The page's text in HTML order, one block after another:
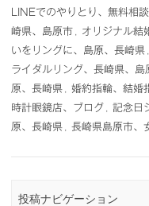
LINEでのやりとり、無料相談
崎県、島原市
オリジナル結
いをリングに、島原、長崎県
ライダルリング、長崎県、島
原、長崎県
婚約指輪、結婚
時計眼鏡店、ブログ
記念日
原、長崎県
長崎県島原市、
投稿ナビゲーション